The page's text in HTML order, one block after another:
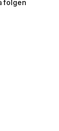
folgen